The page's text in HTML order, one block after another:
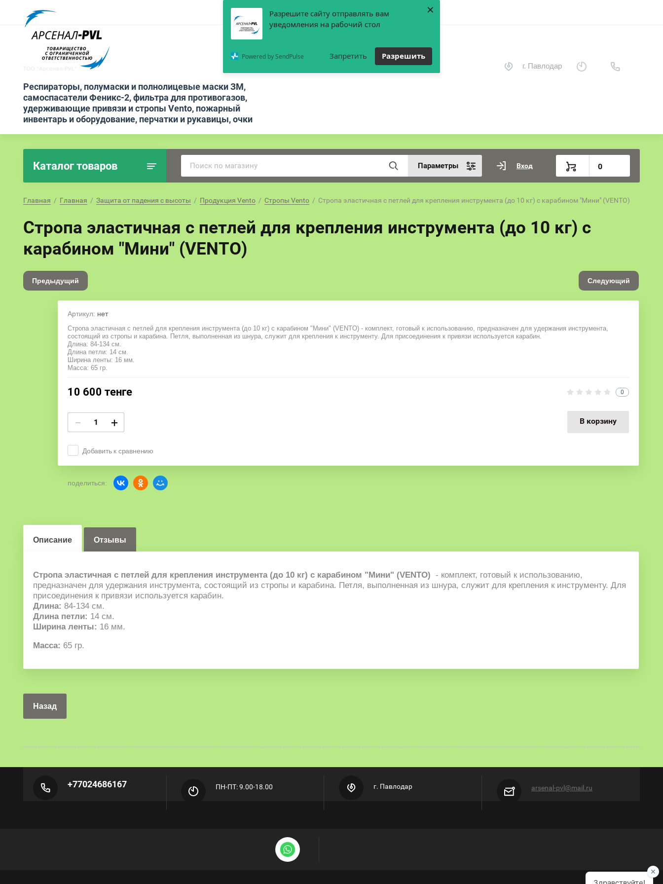
Разрешите сайту отправлять вам
уведомления на рабочий стол
Powered by SendPulse Запретить Разрешить
×
Респираторы, полумаски и полнолицевые маски ЗМ,
самоспасатели Феникс-2, фильтра для противогазов,
удерживающие привязи и стропы Vento, пожарный
инвентарь и оборудование, перчатки и рукавицы, очки
г. Павлодар
Каталог товаров Параметры Вход 0
Главная
  /
Главная
  /
Защита от падения с высоты
  /
Продукция Vento
  /
Стропы Vento
  /  Стропа эластичная с петлей для крепления инструмента (до 10 кг) с карабином "Мини" (VENTO)
Стропа эластичная с петлей для крепления инструмента (до 10 кг) с
карабином "Мини" (VENTO)
Предыдущий Следующий
Артикул: нет
Стропа эластичная с петлей для крепления инструмента (до 10 кг) с карабином "Мини" (VENTO) - комплект, готовый к использованию, предназначен для удержания инструмента,
состоящий из стропы и карабина. Петля, выполненная из шнура, служит для крепления к инструменту. Для присоединения к привязи используется карабин.
Длина: 84-134 см.
Длина петли: 14 см.
Ширина ленты: 16 мм.
Масса: 65 гр.
10 600 тенге 0
− + В корзину
Добавить к сравнению
поделиться:
Описание Отзывы
Стропа эластичная с петлей для крепления инструмента (до 10 кг) с карабином "Мини" (VENTO) - комплект, готовый к использованию,
предназначен для удержания инструмента, состоящий из стропы и карабина. Петля, выполненная из шнура, служит для крепления к инструменту. Для
присоединения к привязи используется карабин.
Длина: 84-134 см.
Длина петли: 14 см.
Ширина ленты: 16 мм.
Масса: 65 гр.
Назад
+77024686167 ПН-ПТ: 9.00-18.00 г. Павлодар arsenal-pvl@mail.ru